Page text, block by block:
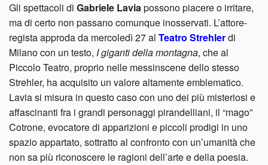
Gli spettacoli di Gabriele Laviapossono piacere o irritare,
ma di certo non passano comunque inosservati. L’attore-
regista approda da mercoledì 27 al Teatro Strehlerdi
Milano con un testo, I giganti della montagna, che al
Piccolo Teatro, proprio nelle messinscene dello stesso
Strehler, ha acquisito un valore altamente emblematico.
Lavia si misura in questo caso con uno dei più misteriosi e
affascinanti fra i grandi personaggi pirandelliani, il “mago”
Cotrone, evocatore di apparizioni e piccoli prodigi in uno
spazio appartato, sottratto al confronto con un’umanità che
non sa più riconoscere le ragioni dell’arte e della poesia.